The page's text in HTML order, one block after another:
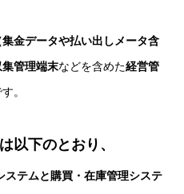
金データや払い出しメータ含
管理端末などを含めた経営管
。
以下のとおり、
ステムと購買・在庫管理システ